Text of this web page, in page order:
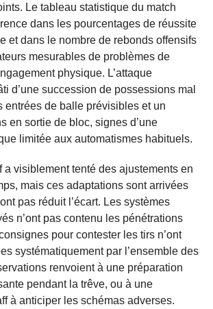
Le tableau statistique du match
dans les pourcentages de réussite
et dans le nombre de rebonds offensifs
mesurables de problèmes de
physique. L’attaque
d’une succession de possessions mal
entrées de balle prévisibles et un
en sortie de bloc, signes d’une
limitée aux automatismes habituels.
a visiblement tenté des ajustements en
mais ces adaptations sont arrivées
pas réduit l’écart. Les systèmes
n’ont pas contenu les pénétrations
pour contester les tirs n’ont
systématiquement par l’ensemble des
renvoient à une préparation
pendant la trêve, ou à une
à anticiper les schémas adverses.